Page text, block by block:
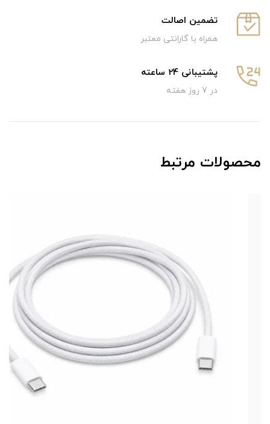
تضمین اصالت
همراه با گارانتی معتبر
پشتیبانی 24 ساعته
در 7 روز هفته
محصولات مرتبط